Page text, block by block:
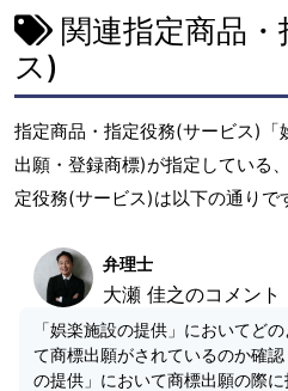
関連指定商品
ス)
指定商品・指定役務(サービス)
出願・登録商標)が指定している
定役務(サービス)は以下の通りで
弁理士
大瀬 佳之のコメント
「娯楽施設の提供」においてど
て商標出願がされているのか確
の提供」において商標出願の際